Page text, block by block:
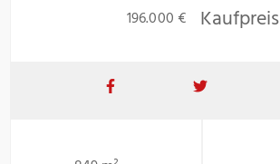
196.000 € Kaufpreis